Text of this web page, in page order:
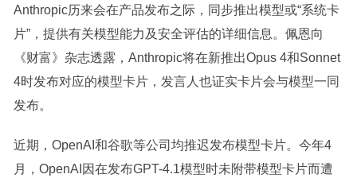
Anthropic历来会在产品发布之际，同步推出模型或“系统卡
片”，提供有关模型能力及安全评估的详细信息。佩恩向
《财富》杂志透露，Anthropic将在新推出Opus 4和Sonnet
4时发布对应的模型卡片，发言人也证实卡片会与模型一同
发布。
近期，OpenAI和谷歌等公司均推迟发布模型卡片。今年4
月，OpenAI因在发布GPT-4.1模型时未附带模型卡片而遭